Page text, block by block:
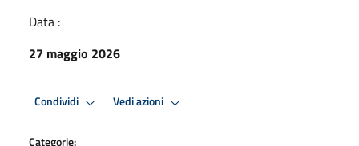
Data :
27 maggio 2026
Condividi Vedi azioni
Categorie: